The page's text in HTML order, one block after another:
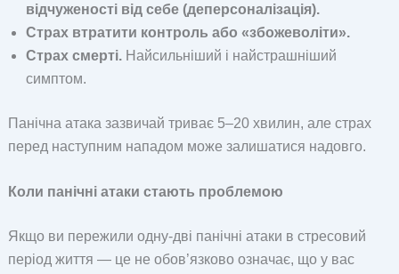
відчуженості від себе (деперсоналізація).
Страх втратити контроль або «збожеволіти».
Страх смерті.Найсильніший і найстрашніший
симптом.
Панічна атака зазвичай триває 5–20 хвилин, але страх
перед наступним нападом може залишатися надовго.
Коли панічні атаки стають проблемою
Якщо ви пережили одну-дві панічні атаки в стресовий
період життя — це не обов’язково означає, що у вас